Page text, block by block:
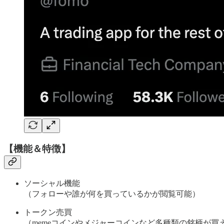
【機能＆特徴】
ソーシャル機能
（フォローや誰が何を買っているかが閲覧可能）
トークン売買